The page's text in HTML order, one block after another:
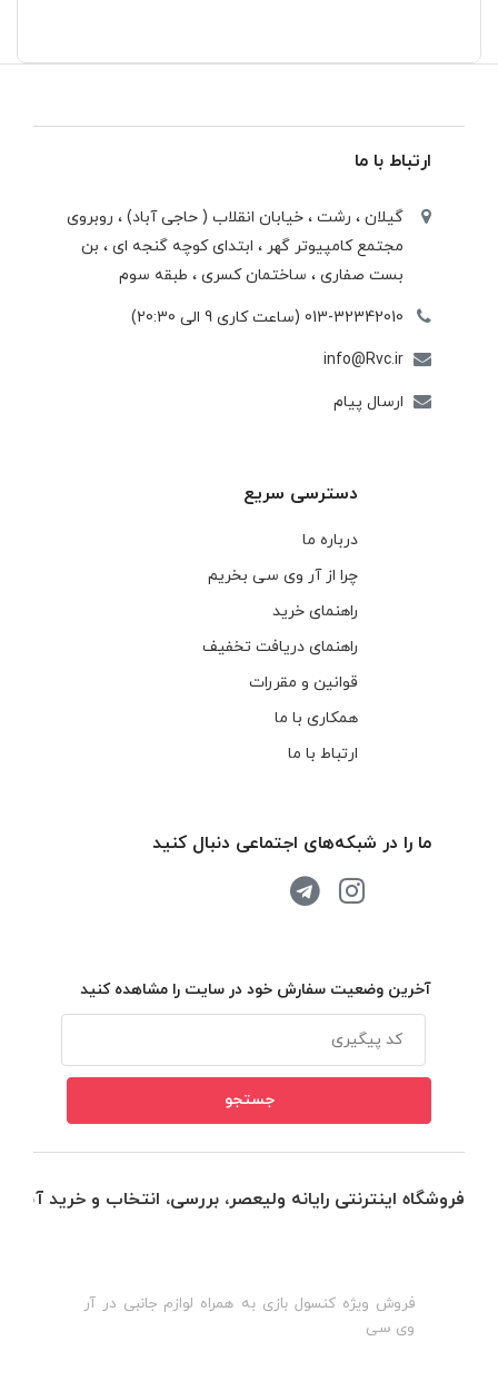
ارتباط با ما
گیلان ، رشت ، خيابان انقلاب ( حاجی آباد) ، روبروی
مجتمع كامپيوتر گهر ، ابتدای كوچه گنجه ای ، بن
بست صفاری ، ساختمان كسری ، طبقه سوم
013-32342010 (ساعت کاری 9 الی 20:30)
info@Rvc.ir
ارسال پیام
دسترسی سریع
درباره ما
چرا از آر وی سی بخریم
راهنمای خرید
راهنمای دریافت تخفیف
قوانین و مقررات
همکاری با ما
ارتباط با ما
ما را در شبکه‌های اجتماعی دنبال کنید
آخرین وضعیت سفارش خود در سایت را مشاهده کنید
فروشگاه اینترنتی رایانه ولیعصر، بررسی، انتخاب و خرید
فروش ویژه کنسول بازی به همراه لوازم جانبی در آر
وی سی